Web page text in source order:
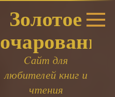
Золотое
очарование
Cайт для
любителей книг и
чтения